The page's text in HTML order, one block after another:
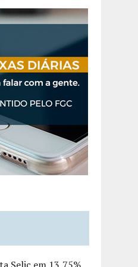
Selic em 13,75%